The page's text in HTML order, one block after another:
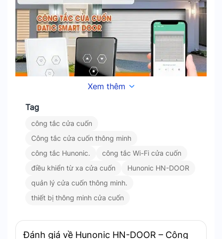
Tính năng nổi bật
Ứng Dụng Trong Thực Tế
Nhà Ở Gia Đình: Quản lý cửa cuốn nhanh
chóng, tiện lợi.
Căn Hộ Chung Cư : Giải pháp tối ưu cho hệ
Xem thêm
Tag
công tắc cửa cuốn
Công tắc cửa cuốn thông minh
công tắc Hunonic.
công tắc Wi-Fi cửa cuốn
điều khiển từ xa cửa cuốn
Hunonic HN-DOOR
quản lý cửa cuốn thông minh.
thiết bị thông minh cửa cuốn
Đánh giá về Hunonic HN-DOOR – Công